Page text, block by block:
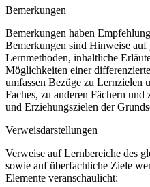
Bemerkungen
Bemerkungen haben
Bemerkungen sind Hinweise auf
Lernmethoden, inhaltliche
Möglichkeiten einer
umfassen Bezüge zu Lernzielen
Faches, zu anderen Fächern
und Erziehungszielen der
Verweisdarstellungen
Verweise auf Lernbereiche des
sowie auf überfachliche Ziele
Elemente veranschaulicht: